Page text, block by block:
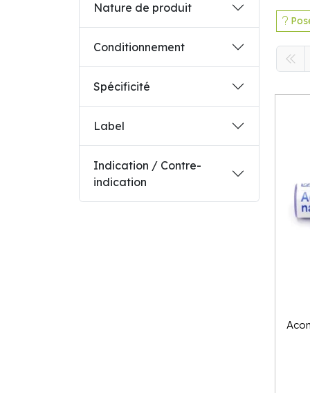
Nature de produit
Conditionnement
Spécificité
Label
Indication / Contre-
indication